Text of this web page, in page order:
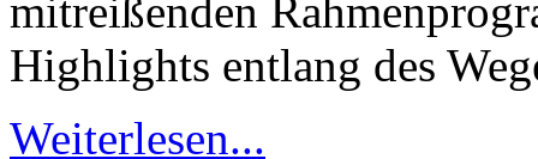
mitreißenden
Highlights entlang des
Weiterlesen...